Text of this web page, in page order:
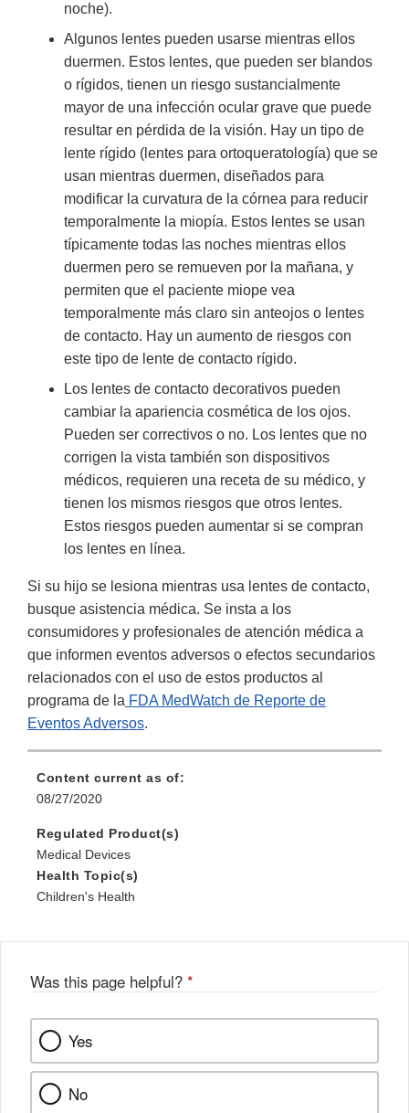
noche).
Algunos lentes pueden usarse mientras ellos
duermen. Estos lentes, que pueden ser blandos
o rígidos, tienen un riesgo sustancialmente
mayor de una infección ocular grave que puede
resultar en pérdida de la visión. Hay un tipo de
lente rígido (lentes para ortoqueratología) que se
usan mientras duermen, diseñados para
modificar la curvatura de la córnea para reducir
temporalmente la miopía. Estos lentes se usan
típicamente todas las noches mientras ellos
duermen pero se remueven por la mañana, y
permiten que el paciente miope vea
temporalmente más claro sin anteojos o lentes
de contacto. Hay un aumento de riesgos con
este tipo de lente de contacto rígido.
Los lentes de contacto decorativos pueden
cambiar la apariencia cosmética de los ojos.
Pueden ser correctivos o no. Los lentes que no
corrigen la vista también son dispositivos
médicos, requieren una receta de su médico, y
tienen los mismos riesgos que otros lentes.
Estos riesgos pueden aumentar si se compran
los lentes en línea.
Si su hijo se lesiona mientras usa lentes de contacto,
busque asistencia médica. Se insta a los
consumidores y profesionales de atención médica a
que informen eventos adversos o efectos secundarios
relacionados con el uso de estos productos al
programa de la FDA MedWatch de Reporte de
Eventos Adversos.
Content current as of:
08/27/2020
Regulated Product(s)
Medical Devices
Health Topic(s)
Children's Health
Was this page helpful? *
Yes
No